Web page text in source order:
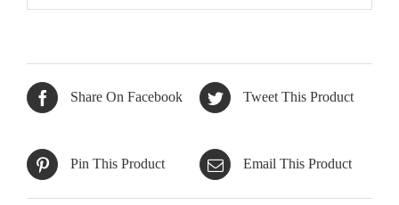
Share On Facebook Tweet This Product
Pin This Product Email This Product